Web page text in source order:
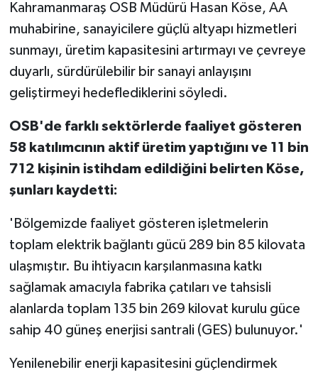
Kahramanmaraş OSB Müdürü Hasan Köse, AA
muhabirine, sanayicilere güçlü altyapı hizmetleri
sunmayı, üretim kapasitesini artırmayı ve çevreye
duyarlı, sürdürülebilir bir sanayi anlayışını
geliştirmeyi hedeflediklerini söyledi.
OSB'de farklı sektörlerde faaliyet gösteren
58 katılımcının aktif üretim yaptığını ve 11 bin
712 kişinin istihdam edildiğini belirten Köse,
şunları kaydetti:
'Bölgemizde faaliyet gösteren işletmelerin
toplam elektrik bağlantı gücü 289 bin 85 kilovata
ulaşmıştır. Bu ihtiyacın karşılanmasına katkı
sağlamak amacıyla fabrika çatıları ve tahsisli
alanlarda toplam 135 bin 269 kilovat kurulu güce
sahip 40 güneş enerjisi santrali (GES) bulunuyor.'
Yenilenebilir enerji kapasitesini güçlendirmek